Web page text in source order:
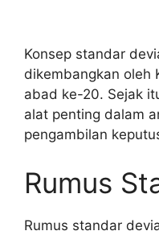
Konsep standar
dikembangkan oleh
abad ke-20. Sejak
alat penting dalam
pengambilan
Rumus
Rumus standar